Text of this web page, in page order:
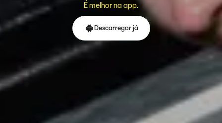
É melhor na app.
Descarregar já